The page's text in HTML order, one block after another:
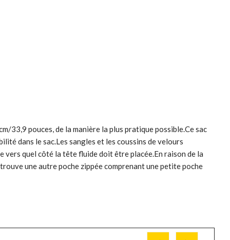
33,9 pouces, de la manière la plus pratique possible.Ce sac
dans le sac.Les sangles et les coussins de velours
quel côté la tête fluide doit être placée.En raison de la
une autre poche zippée comprenant une petite poche